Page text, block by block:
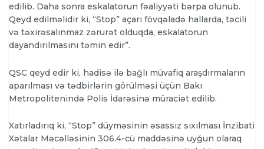
edilib. Daha sonra eskalatorun fəaliyyəti bərpa olunub.
Qeyd edilməlidir ki, “Stop” açarı fövqəladə hallarda, təcili
və təxirəsalınmaz zərurət olduqda, eskalatorun
dayandırılmasını təmin edir”.
QSC qeyd edir ki, hadisə ilə bağlı müvafiq araşdırmaların
aparılması və tədbirlərin görülməsi üçün Bakı
Metropolitenində Polis İdarəsinə müraciət edilib.
Xatırladırıq ki, “Stop” düyməsinin əsassız sıxılması İnzibati
Xətalar Məcəlləsinin 306.4-cü maddəsinə uyğun olaraq